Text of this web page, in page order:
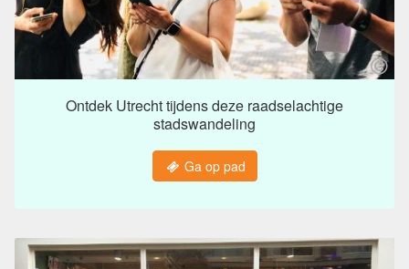
Ontdek Utrecht tijdens deze raadselachtige
stadswandeling
Ga op pad